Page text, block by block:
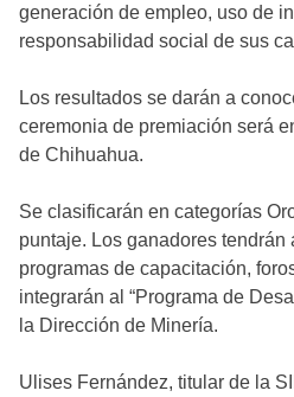
generación de empleo, uso de
responsabilidad social de sus
Los resultados se darán a
ceremonia de premiación será
de Chihuahua.
Se clasificarán en categorías
puntaje. Los ganadores tendrán
programas de capacitación,
integrarán al “Programa de
la Dirección de Minería.
Ulises Fernández, titular de la